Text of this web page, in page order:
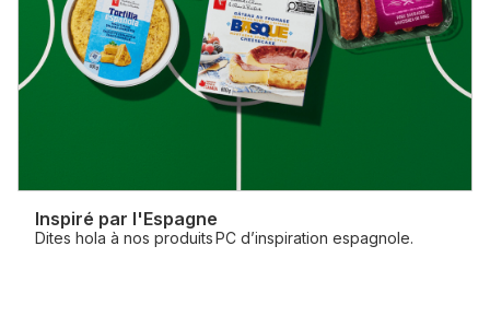
Inspiré par l'Espagne
Dites hola à nos produits PC d’inspiration espagnole.